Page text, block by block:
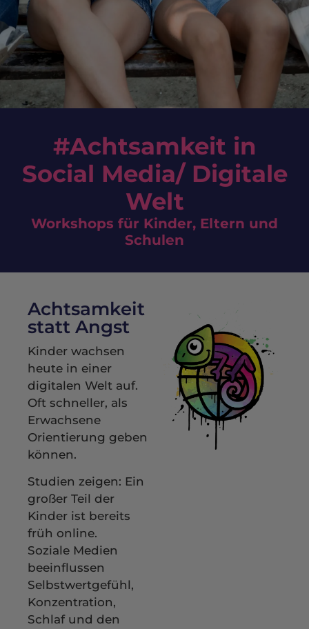
#Achtsamkeit in
Social Media/ Digitale
Welt
Workshops für Kinder, Eltern und
Schulen
Achtsamkeit
statt Angst
Kinder wachsen
heute in einer
digitalen Welt auf.
Oft schneller, als
Erwachsene
Orientierung geben
können.
Studien zeigen: Ein
großer Teil der
Kinder ist bereits
früh online.
Soziale Medien
beeinflussen
Selbstwertgefühl,
Konzentration,
Schlaf und den